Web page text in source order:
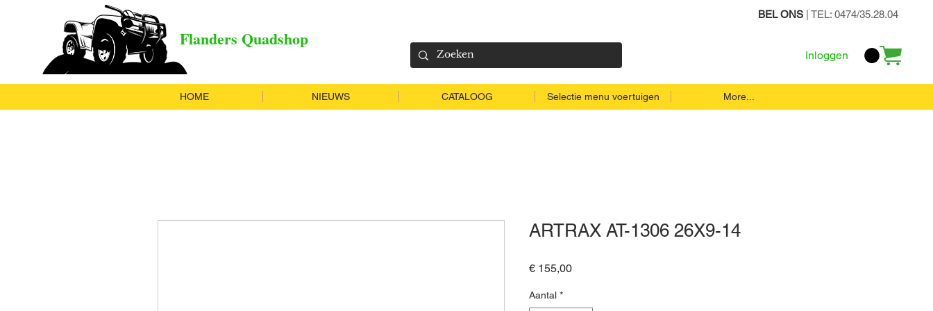
Flanders Quadshop
BEL ONS | TEL: 0474/35.28.04
Inloggen
HOME NIEUWS CATALOOG Selectie menu voertuigen More...
ARTRAX AT-1306 26X9-14
€ 155,00Prijs
Aantal *